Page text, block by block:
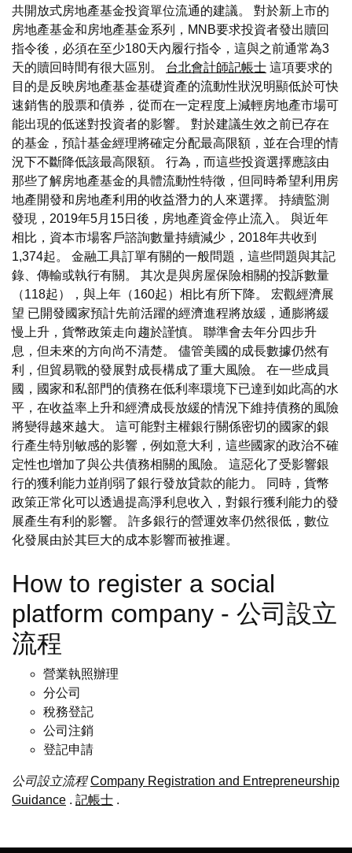
共開放式房地產基金投資單位流通的建議。 對於新上市的
房地產基金和房地產基金系列，MNB要求投資者發出贖回
指令後，必須在至少180天內履行指令，這與之前通常為3
天的贖回時間有很大區別。 台北會計師記帳士 這項要求的
目的是反映房地產基金基礎資產的流動性狀況明顯低於可快
速銷售的股票和債券，從而在一定程度上減輕房地產市場可
能出現的低迷對投資者的影響。 對於建議生效之前已存在
的基金，預計基金經理將確定分配最高限額，並在合理的情
況下不斷降低該最高限額。 行為，而這些投資選擇應該由
那些了解房地產基金的具體流動性特徵，但同時希望利用房
地產開發和房地產利用的收益潛力的人來選擇。 持續監測
發現，2019年5月15日後，房地產資金停止流入。 與近年
相比，資本市場客戶諮詢數量持續減少，2018年共收到
1,374起。 金融工具訂單有關的一般問題，這些問題與其記
錄、傳輸或執行有關。 其次是與房屋保險相關的投訴數量
（118起），與上年（160起）相比有所下降。 宏觀經濟展
望 已開發國家預計先前活躍的經濟進程將放緩，通膨將緩
慢上升，貨幣政策走向趨於謹慎。 聯準會去年分四步升
息，但未來的方向尚不清楚。 儘管美國的成長數據仍然有
利，但貿易戰的發展對成長構成了重大風險。 在一些成員
國，國家和私部門的債務在低利率環境下已達到如此高的水
平，在收益率上升和經濟成長放緩的情況下維持債務的風險
將變得越來越大。 這可能對主權銀行關係密切的國家的銀
行產生特別敏感的影響，例如意大利，這些國家的政治不確
定性也增加了與公共債務相關的風險。 這惡化了受影響銀
行的獲利能力並削弱了銀行發放貸款的能力。 同時，貨幣
政策正常化可以透過提高淨利息收入，對銀行獲利能力的發
展產生有利的影響。 許多銀行的營運效率仍然很低，數位
化發展由於其巨大的成本影響而被推遲。
How to register a social
platform company - 公司設立
流程
營業執照辦理
分公司
稅務登記
公司注銷
登記申請
公司設立流程 Company Registration and Entrepreneurship
Guidance . 記帳士 .